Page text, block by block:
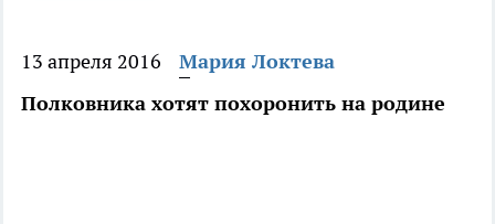
13 апреля 2016
Мария Локтева
Полковника хотят похоронить на родине